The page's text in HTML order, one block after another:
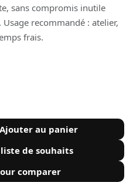
sans compromis inutile
recommandé : atelier,
frais.
Ajouter au panier
comparer
de souhaits